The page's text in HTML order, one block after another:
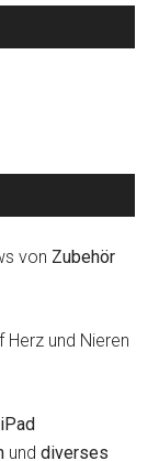
von Zubehör
Herz und Nieren
iPad
unddiverses